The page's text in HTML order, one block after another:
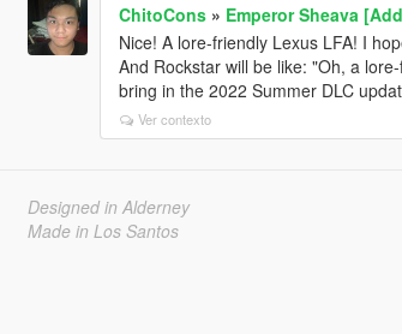
ChitoCons» Emperor Sheava
Nice! A lore-friendly Lexus LFA! I
And Rockstar will be like: "Oh, a
bring in the 2022 Summer DLC
Ver contexto
Designed in Alderney
Made in Los Santos